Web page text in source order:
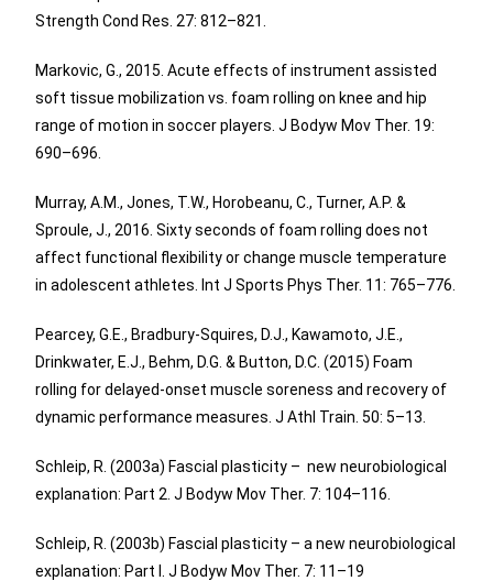
Strength Cond Res. 27: 812–821.
Markovic, G., 2015. Acute effects of instrument assisted
soft tissue mobilization vs. foam rolling on knee and hip
range of motion in soccer players. J Bodyw Mov Ther. 19:
690–696.
Murray, A.M., Jones, T.W., Horobeanu, C., Turner, A.P. &
Sproule, J., 2016. Sixty seconds of foam rolling does not
affect functional flexibility or change muscle temperature
in adolescent athletes. Int J Sports Phys Ther. 11: 765–776.
Pearcey, G.E., Bradbury-Squires, D.J., Kawamoto, J.E.,
Drinkwater, E.J., Behm, D.G. & Button, D.C. (2015) Foam
rolling for delayed-onset muscle soreness and recovery of
dynamic performance measures. J Athl Train. 50: 5–13.
Schleip, R. (2003a) Fascial plasticity – new neurobiological
explanation: Part 2. J Bodyw Mov Ther. 7: 104–116.
Schleip, R. (2003b) Fascial plasticity – a new neurobiological
explanation: Part I. J Bodyw Mov Ther. 7: 11–19